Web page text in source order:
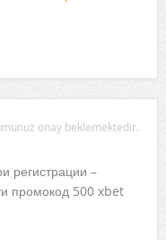
onay beklemektedir.
регистрации –
промокод 500 xbet